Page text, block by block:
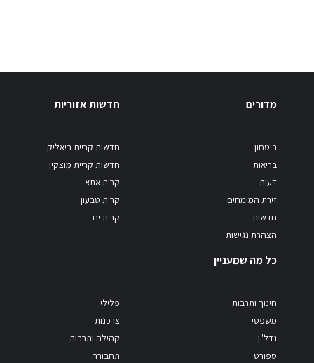
מדורים
ביטחון
בריאות
דעות
זירת המומחים
חדשות
הצהרת נגישות
חדשות אזוריות
חדשות קריית ביאליק
חדשות קריית מוצקין
קרית אתא
קרית טבעון
קרית ים
כל מה שמעניין
חינוך ותרבות
משפטי
נדל"ן
ספורט
פלילי
צרכנות
קהילה ותרבות
תחבורה